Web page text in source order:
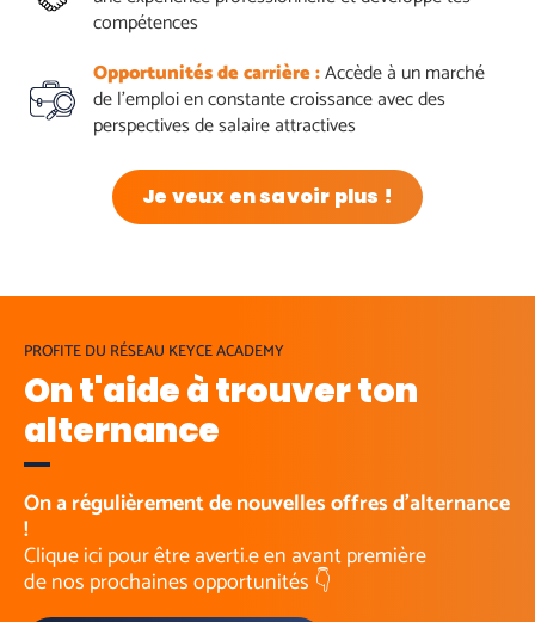
compétences
Opportunités de carrière :Accède à un marché
de l'emploi en constante croissance avec des
perspectives de salaire attractives
Je veux en savoir plus !
PROFITE DU RÉSEAU KEYCE ACADEMY
On t'aide à trouver ton
alternance
On a régulièrement de nouvelles offres d’alternance
!
Clique ici pour être averti.e en avant première
de nos prochaines opportunités 👇